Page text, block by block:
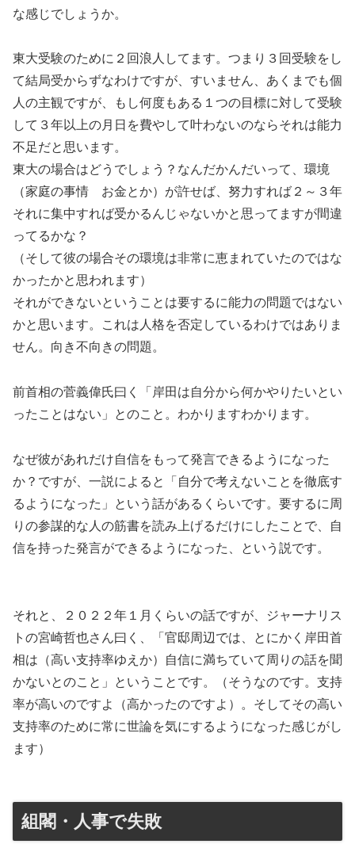
な感じでしょうか。
東大受験のために２回浪人してます。つまり３回受験をし
て結局受からずなわけですが、すいません、あくまでも個
人の主観ですが、もし何度もある１つの目標に対して受験
して３年以上の月日を費やして叶わないのならそれは能力
不足だと思います。
東大の場合はどうでしょう？なんだかんだいって、環境
（家庭の事情 お金とか）が許せば、努力すれば２～３年
それに集中すれば受かるんじゃないかと思ってますが間違
ってるかな？
（そして彼の場合その環境は非常に恵まれていたのではな
かったかと思われます）
それができないということは要するに能力の問題ではない
かと思います。これは人格を否定しているわけではありま
せん。向き不向きの問題。
前首相の菅義偉氏曰く「岸田は自分から何かやりたいとい
ったことはない」とのこと。わかりますわかります。
なぜ彼があれだけ自信をもって発言できるようになった
か？ですが、一説によると「自分で考えないことを徹底す
るようになった」という話があるくらいです。要するに周
りの参謀的な人の筋書を読み上げるだけにしたことで、自
信を持った発言ができるようになった、という説です。
それと、２０２２年１月くらいの話ですが、ジャーナリス
トの宮崎哲也さん曰く、「官邸周辺では、とにかく岸田首
相は（高い支持率ゆえか）自信に満ちていて周りの話を聞
かないとのこと」ということです。（そうなのです。支持
率が高いのですよ（高かったのですよ）。そしてその高い
支持率のために常に世論を気にするようになった感じがし
ます）
組閣・人事で失敗